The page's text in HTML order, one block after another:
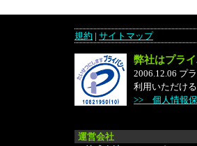
規約 | サイトマップ
弊社はプラ
2006.12.06 プ
利用いただけ
>> 個人情報
運営会社